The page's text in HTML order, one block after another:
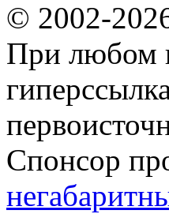
© 2002-
При любом
Спонсор